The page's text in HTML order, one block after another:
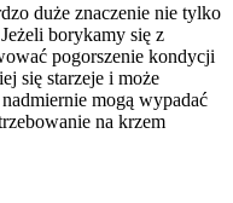
duże znaczenie nie tylko
borykamy się z
pogorszenie kondycji
się starzeje i może
mogą wypadać
na krzem